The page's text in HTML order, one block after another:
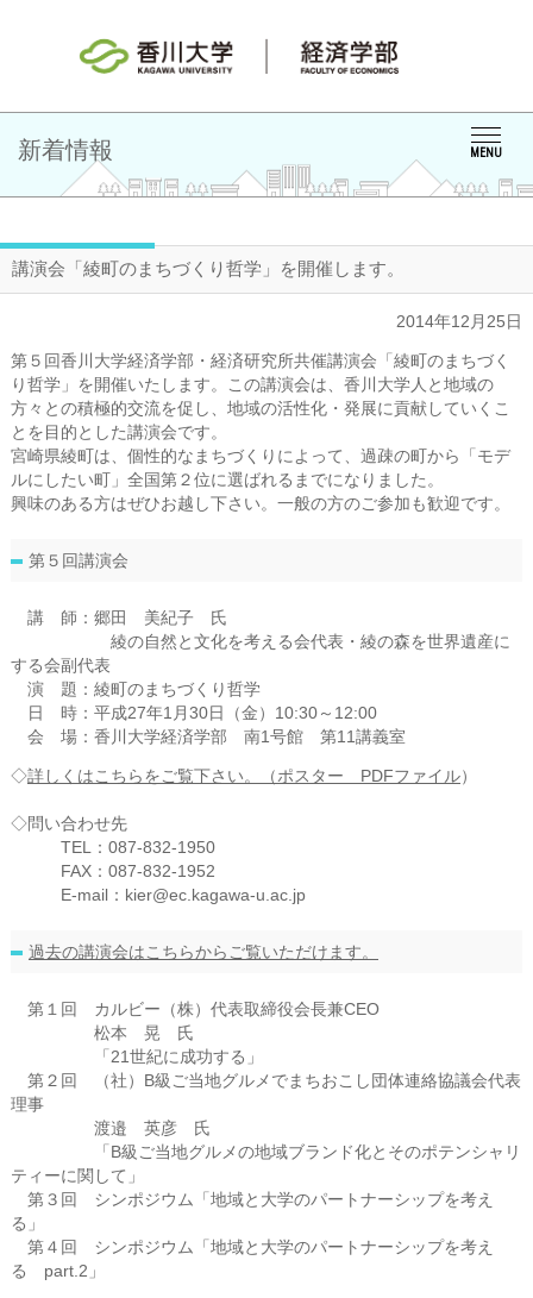
MENU
新着情報
講演会「綾町のまちづくり哲学」を開催します。
2014年12月25日
第５回香川大学経済学部・経済研究所共催講演会「綾町のまちづく
り哲学」を開催いたします。この講演会は、香川大学人と地域の
方々との積極的交流を促し、地域の活性化・発展に貢献していくこ
とを目的とした講演会です。
宮崎県綾町は、個性的なまちづくりによって、過疎の町から「モデ
ルにしたい町」全国第２位に選ばれるまでになりました。
興味のある方はぜひお越し下さい。一般の方のご参加も歓迎です。
第５回講演会
講 師：郷田 美紀子 氏
綾の自然と文化を考える会代表・綾の森を世界遺産に
する会副代表
演 題：綾町のまちづくり哲学
日 時：平成27年1月30日（金）10:30～12:00
会 場：香川大学経済学部 南1号館 第11講義室
◇詳しくはこちらをご覧下さい。（ポスター PDFファイル）
◇問い合わせ先
TEL：087-832-1950
FAX：087-832-1952
E-mail：kier@ec.kagawa-u.ac.jp
過去の講演会はこちらからご覧いただけます。
第１回 カルビー（株）代表取締役会長兼CEO
松本 晃 氏
「21世紀に成功する」
第２回 （社）B級ご当地グルメでまちおこし団体連絡協議会代表
理事
渡邉 英彦 氏
「B級ご当地グルメの地域ブランド化とそのポテンシャリ
ティーに関して」
第３回 シンポジウム「地域と大学のパートナーシップを考え
る」
第４回 シンポジウム「地域と大学のパートナーシップを考え
る part.2」